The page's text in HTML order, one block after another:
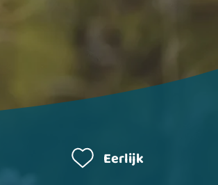
Eerlijk